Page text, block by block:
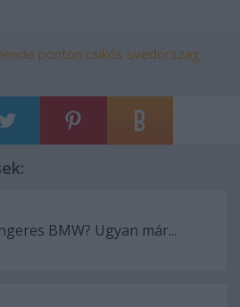
ponton csikós svedorszag
BMW? Ugyan már...